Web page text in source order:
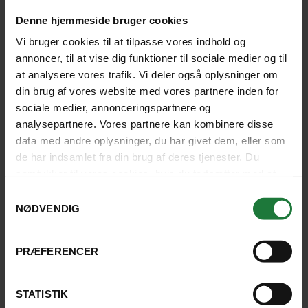
Denne hjemmeside bruger cookies
Vi bruger cookies til at tilpasse vores indhold og
annoncer, til at vise dig funktioner til sociale medier og til
at analysere vores trafik. Vi deler også oplysninger om
din brug af vores website med vores partnere inden for
sociale medier, annonceringspartnere og
analysepartnere. Vores partnere kan kombinere disse
data med andre oplysninger, du har givet dem, eller som
de har indsamlet fra din brug af deres tjenester. Du
NØDVENDIG
PRÆFERENCER
STATISTIK
1) Hele Ecocamp-opholdet
3) Vores egen biltur til Peninsula